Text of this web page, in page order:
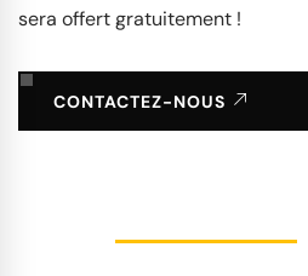
sera offert gratuitement !
CONTACTEZ-NOUS